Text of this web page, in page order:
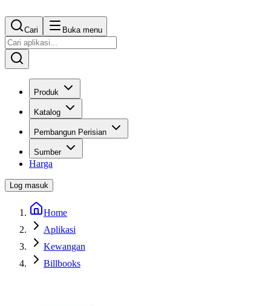
Cari Buka menu
Produk
Katalog
Pembangun Perisian
Sumber
Harga
Log masuk
Home
Aplikasi
Kewangan
Billbooks